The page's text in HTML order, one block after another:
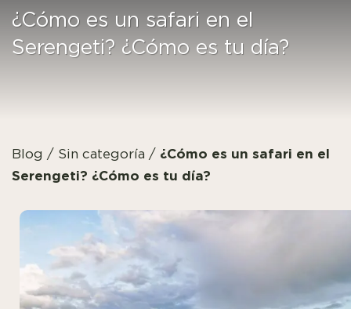
¿Cómo es un safari en el
Serengeti? ¿Cómo es tu día?
Blog / Sin categoría / ¿Cómo es un safari en el
Serengeti? ¿Cómo es tu día?